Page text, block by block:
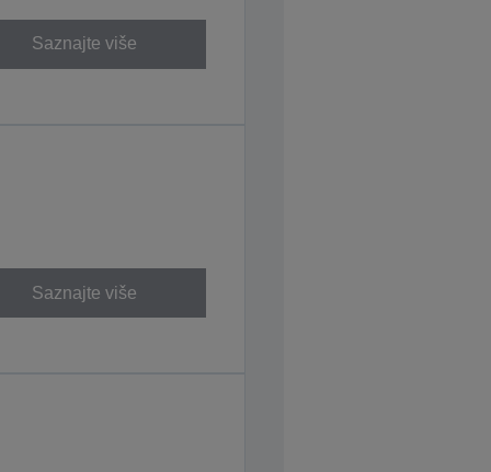
Saznajte više
Saznajte više